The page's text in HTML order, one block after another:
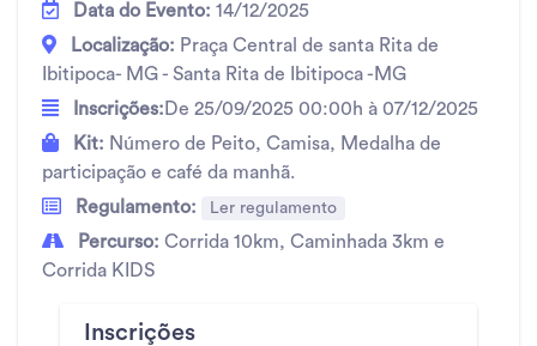
Data do Evento: 14/12/2025
Localização: Praça Central de santa Rita de
Ibitipoca- MG - Santa Rita de Ibitipoca -MG
Inscrições: De 25/09/2025 00:00h à 07/12/2025
Kit: Número de Peito, Camisa, Medalha de
participação e café da manhã.
Regulamento:
Ler regulamento
Percurso: Corrida 10km, Caminhada 3km e
Corrida KIDS
Inscrições